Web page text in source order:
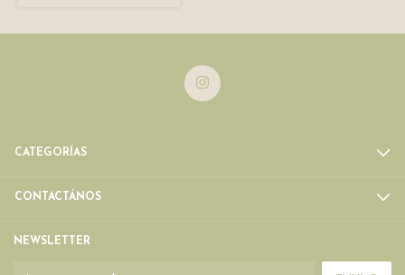
CATEGORÍAS
CONTACTÁNOS
NEWSLETTER